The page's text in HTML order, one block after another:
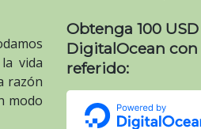
vida
razón
modo
Obtenga 100
DigitalOcean
referido: